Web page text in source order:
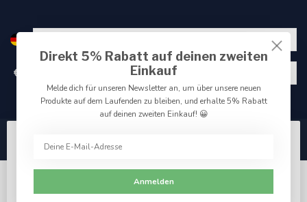
€
Verwendung von Cookies, um das beste Seitenerlebnis
zu erzielen.
Ja
Direkt 5% Rabatt auf deinen zweiten
Einkauf
Melde dich für unseren Newsletter an, um über unsere neuen
Produkte auf dem Laufenden zu bleiben, und erhalte 5% Rabatt
auf deinen zweiten Einkauf! 😀
Anmelden